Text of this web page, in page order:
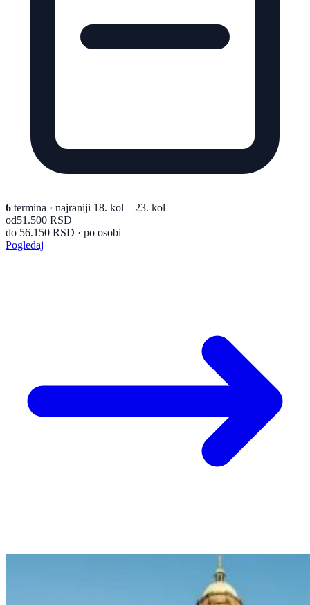
6 termina · najraniji 18. kol – 23. kol
od51.500 RSD
do 56.150 RSD · po osobi
Pogledaj